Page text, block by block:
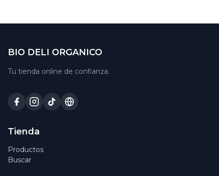
BIO DELI ORGANICO
Tu tienda online de confianza.
Tienda
Productos
Buscar